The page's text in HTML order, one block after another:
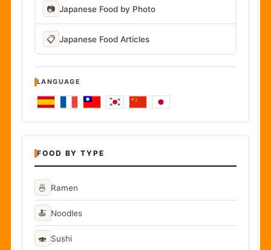
📷 Japanese Food by Photo
📋 Japanese Food Articles
LANGUAGE
FOOD BY TYPE
🍜 Ramen
🍝 Noodles
🍣 Sushi